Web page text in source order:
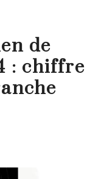
de
: chiffre